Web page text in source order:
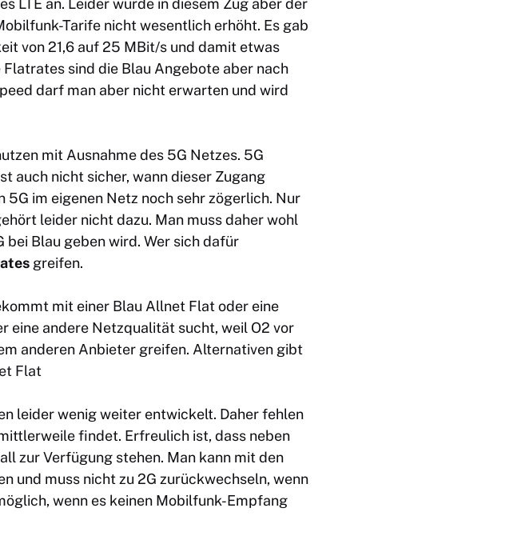
LTE an. Leider wurde in diesem Zug aber der
Tarife nicht wesentlich erhöht. Es gab
von 21,6 auf 25 MBit/s und damit etwas
sind die Blau Angebote aber nach
darf man aber nicht erwarten und wird
mit Ausnahme des 5G Netzes. 5G
auch nicht sicher, wann dieser Zugang
im eigenen Netz noch sehr zögerlich. Nur
leider nicht dazu. Man muss daher wohl
Blau geben wird. Wer sich dafür
greifen.
mit einer Blau Allnet Flat oder eine
eine andere Netzqualität sucht, weil O2 vor
anderen Anbieter greifen. Alternativen gibt
Flat
leider wenig weiter entwickelt. Daher fehlen
findet. Erfreulich ist, dass neben
zur Verfügung stehen. Man kann mit den
und muss nicht zu 2G zurückwechseln, wenn
wenn es keinen Mobilfunk-Empfang